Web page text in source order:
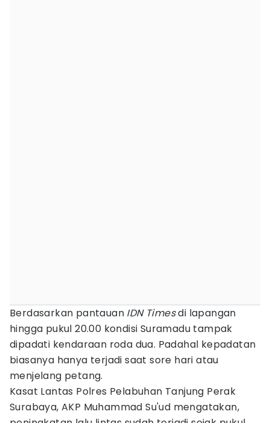
Berdasarkan pantauan IDN Timesdi lapangan
hingga pukul 20.00 kondisi Suramadu tampak
dipadati kendaraan roda dua. Padahal kepadatan
biasanya hanya terjadi saat sore hari atau
menjelang petang.
Kasat Lantas Polres Pelabuhan Tanjung Perak
Surabaya, AKP Muhammad Su'ud mengatakan,